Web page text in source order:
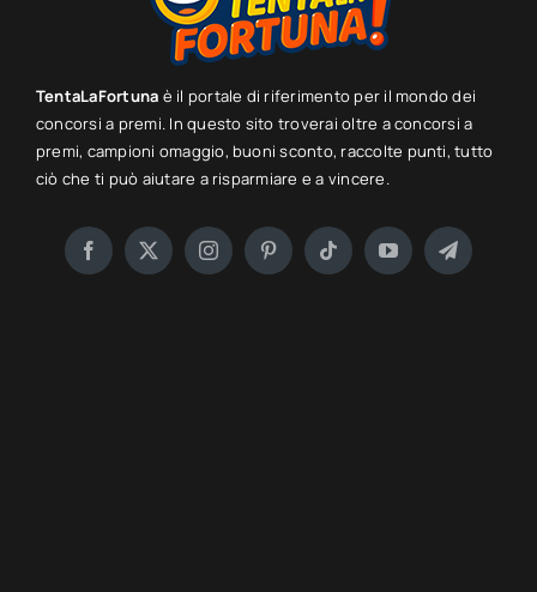
TentaLaFortuna è il portale di riferimento per il mondo dei
concorsi a premi. In questo sito troverai oltre a concorsi a
premi, campioni omaggio, buoni sconto, raccolte punti, tutto
ciò che ti può aiutare a risparmiare e a vincere.